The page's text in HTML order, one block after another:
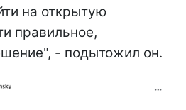
на открытую
правильное,
- подытожил он.